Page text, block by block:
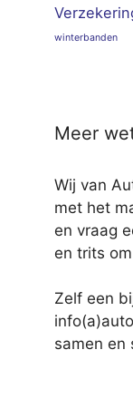
winterbanden
Meer
Wij van
met het
en vraag
en trits
Zelf een
samen en